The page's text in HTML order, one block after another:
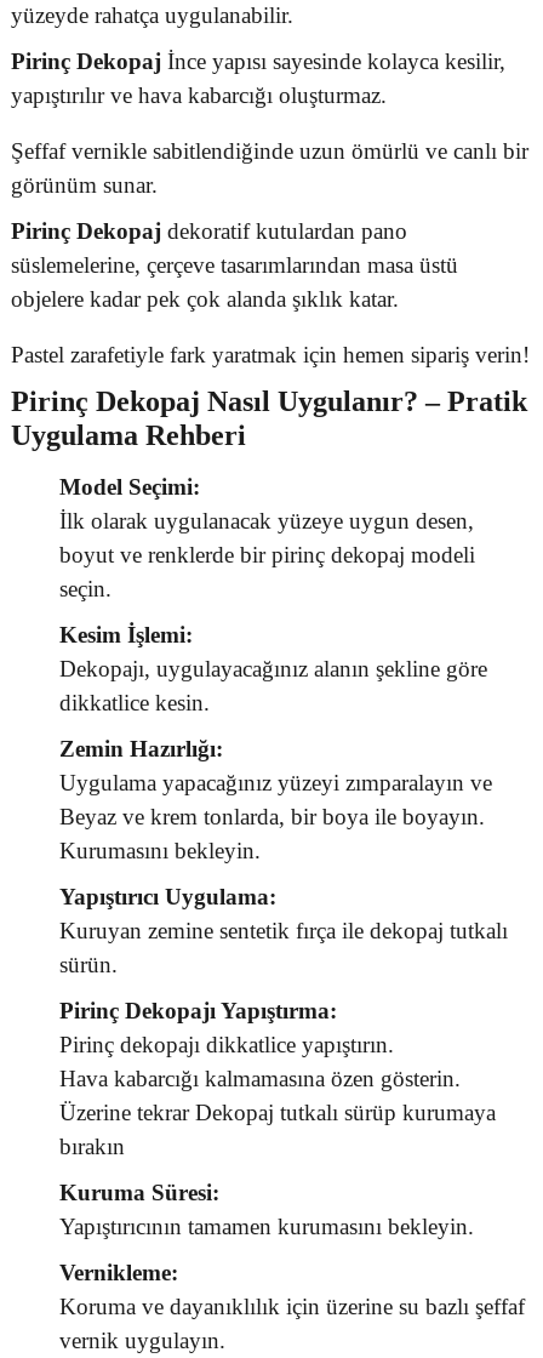
yüzeyde rahatça uygulanabilir.
Pirinç Dekopaj İnce yapısı sayesinde kolayca kesilir,
yapıştırılır ve hava kabarcığı oluşturmaz.
Şeffaf vernikle sabitlendiğinde uzun ömürlü ve canlı bir
görünüm sunar.
Pirinç Dekopaj dekoratif kutulardan pano
süslemelerine, çerçeve tasarımlarından masa üstü
objelere kadar pek çok alanda şıklık katar.
Pastel zarafetiyle fark yaratmak için hemen sipariş verin!
Pirinç Dekopaj Nasıl Uygulanır? – Pratik
Uygulama Rehberi
Model Seçimi:
İlk olarak uygulanacak yüzeye uygun desen,
boyut ve renklerde bir pirinç dekopaj modeli
seçin.
Kesim İşlemi:
Dekopajı, uygulayacağınız alanın şekline göre
dikkatlice kesin.
Zemin Hazırlığı:
Uygulama yapacağınız yüzeyi zımparalayın ve
Beyaz ve krem tonlarda, bir boya ile boyayın.
Kurumasını bekleyin.
Yapıştırıcı Uygulama:
Kuruyan zemine sentetik fırça ile dekopaj tutkalı
sürün.
Pirinç Dekopajı Yapıştırma:
Pirinç dekopajı dikkatlice yapıştırın.
Hava kabarcığı kalmamasına özen gösterin.
Üzerine tekrar Dekopaj tutkalı sürüp kurumaya
bırakın
Kuruma Süresi:
Yapıştırıcının tamamen kurumasını bekleyin.
Vernikleme:
Koruma ve dayanıklılık için üzerine su bazlı şeffaf
vernik uygulayın.